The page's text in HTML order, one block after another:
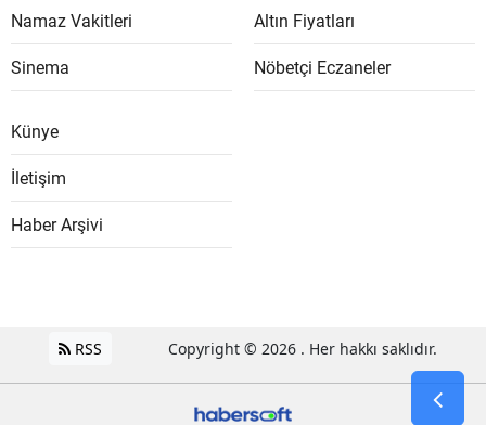
Namaz Vakitleri
Sinema
Altın Fiyatları
Nöbetçi Eczaneler
Künye
İletişim
Haber Arşivi
RSS Copyright © 2026 . Her hakkı saklıdır.